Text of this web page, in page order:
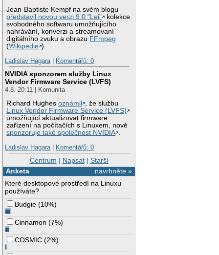
Jean-Baptiste Kempf na svém blogu
představil novou verzi 9.0 "Lei"
kolekce
svobodného softwaru umožňujícího
nahrávání, konverzi a streamovaní
digitálního zvuku a obrazu FFmpeg
(Wikipedie ).
Ladislav Hagara| Komentářů: 0
NVIDIA sponzorem služby Linux
Vendor Firmware Service (LVFS)
4.8. 20:11 | Komunita
Richard Hughesoznámil
, že službu
Linux Vendor Firmware Service (LVFS)
umožňující aktualizovat firmware
zařízení na počítačích s Linuxem, nově
sponzoruje také společnost NVIDIA .
Ladislav Hagara| Komentářů: 0
Centrum | Napsat| Starší
navrhněte »
Anketa
Které desktopové prostředí na Linuxu
používáte?
Budgie (10%)
Cinnamon (7%)
COSMIC (2%)